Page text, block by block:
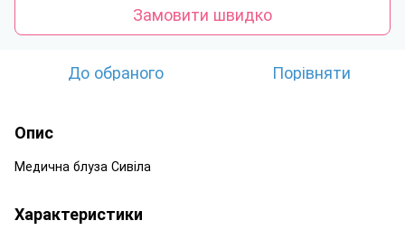
Замовити швидко
До обраного Порівняти
Опис
Медична блуза Сивіла
Характеристики